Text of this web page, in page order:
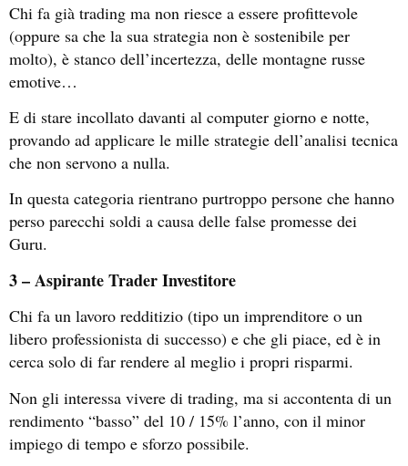
Chi fa già trading ma non riesce a essere profittevole
(oppure sa che la sua strategia non è sostenibile per
molto), è stanco dell’incertezza, delle montagne russe
emotive…
E di stare incollato davanti al computer giorno e notte,
provando ad applicare le mille strategie dell’analisi tecnica
che non servono a nulla.
In questa categoria rientrano purtroppo persone che hanno
perso parecchi soldi a causa delle false promesse dei
Guru.
3 – Aspirante Trader Investitore
Chi fa un lavoro redditizio (tipo un imprenditore o un
libero professionista di successo) e che gli piace, ed è in
cerca solo di far rendere al meglio i propri risparmi.
Non gli interessa vivere di trading, ma si accontenta di un
rendimento “basso” del 10 / 15% l’anno, con il minor
impiego di tempo e sforzo possibile.